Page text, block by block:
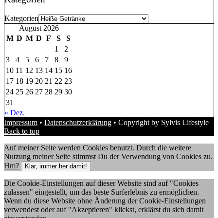
Kategorien
August 2026
M D M D F S
S
1
2
3
4 5 6 7 8
9
10 11 12 13 14 15 16
17 18 19 20 21 22 23
24 25 26 27 28 29 30
31
« Dez.
Impressum • Datenschutzerklärung • Copyright by Sylvis Lifestyle
Back to top
Auf meiner Seite werden Cookies benutzt. Durch die weitere
Nutzung meiner Seite stimmst Du der Verwendung von Cookies zu.
Hm?
Klar, immer her damit!
Die Cookie-Einstellungen auf dieser Website sind auf "Cookies
zulassen" eingestellt, um das beste Surferlebnis zu ermöglichen.
Wenn du diese Website ohne Änderung der Cookie-Einstellungen
verwendest oder auf "Akzeptieren" klickst, erklärst du sich damit